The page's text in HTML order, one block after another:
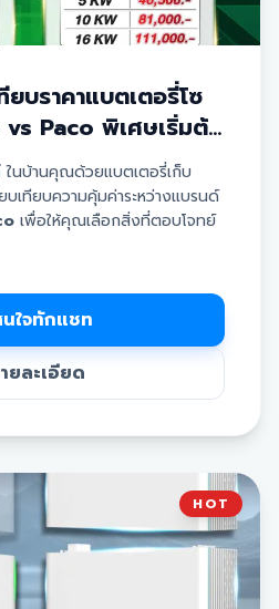
ยบราคาแบตเตอรี่โซ
vs Paco พิเศษเริ่มต้น
ท
ในบ้านคุณด้วยแบตเตอรี่เก็บ
ทียบความคุ้มค่าระหว่างแบรนด์
เพื่อให้คุณเลือกสิ่งที่ตอบโจทย์
นถึง10 ปี
ลือกที่คุ้มค่าที่สุดในราคาสบาย
น7 ปี
ใช้งานตั้งแต่
บ
| 10 KW:
| 16 KW:
| 10 KW:103,000.-| 16
าษีมูลค่าเพิ่ม 7%
ใจทักแชท
ยละเอียด
HOT